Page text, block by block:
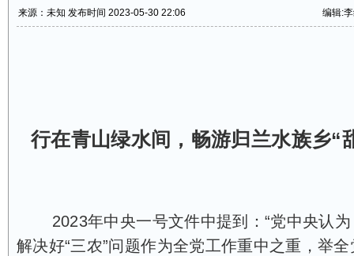
来源：未知 发布时间 2023-05-30 22:06 编辑:
行在青山绿水间，畅游归兰水族乡“
2023年中央一号文件中提到：“党中央认
解决好“三农”问题作为全党工作重中之重，举